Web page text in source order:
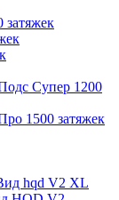
затяжек
Супер 1200
1500 затяжек
hqd V2 XL